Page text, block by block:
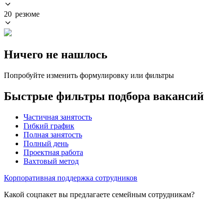
20 резюме
Ничего не нашлось
Попробуйте изменить формулировку или фильтры
Быстрые фильтры подбора вакансий
Частичная занятость
Гибкий график
Полная занятость
Полный день
Проектная работа
Вахтовый метод
Корпоративная поддержка сотрудников
Какой соцпакет вы предлагаете семейным сотрудникам?